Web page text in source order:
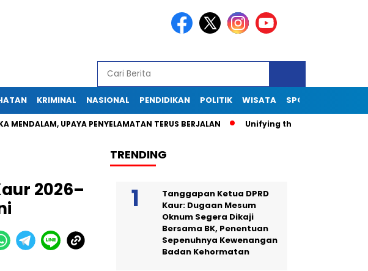
KRIMINAL NASIONAL PENDIDIKAN POLITIK WISATA SPORT
UPAYA PENYELAMATAN TERUS BERJALAN Unifying the World Through
2026–
TRENDING
Tanggapan Ketua DPRD
Kaur: Dugaan Mesum
Oknum Segera Dikaji
Bersama BK, Penentuan
Sepenuhnya Kewenangan
Badan Kehormatan